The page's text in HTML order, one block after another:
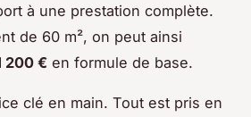
à une prestation complète.
de 60 m², on peut ainsi
200 € en formule de base.
clé en main. Tout est pris en